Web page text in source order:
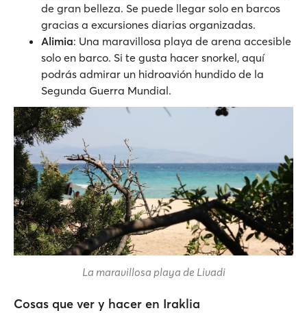
de gran belleza. Se puede llegar solo en barcos
gracias a excursiones diarias organizadas.
Alimia: Una maravillosa playa de arena accesible
solo en barco. Si te gusta hacer snorkel, aquí
podrás admirar un hidroavión hundido de la
Segunda Guerra Mundial.
La maravillosa playa de Livadi
Cosas que ver y hacer en Iraklia